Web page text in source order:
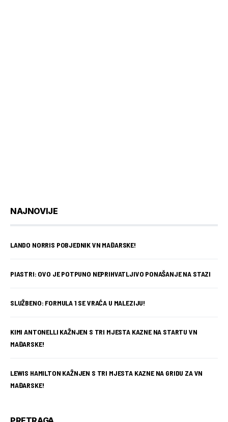
NAJNOVIJE
LANDO NORRIS POBJEDNIK VN MAĐARSKE!
PIASTRI: OVO JE POTPUNO NEPRIHVATLJIVO PONAŠANJE NA STAZI
SLUŽBENO: FORMULA 1 SE VRAĆA U MALEZIJU!
KIMI ANTONELLI KAŽNJEN S TRI MJESTA KAZNE NA STARTU VN
MAĐARSKE!
LEWIS HAMILTON KAŽNJEN S TRI MJESTA KAZNE NA GRIDU ZA VN
MAĐARSKE!